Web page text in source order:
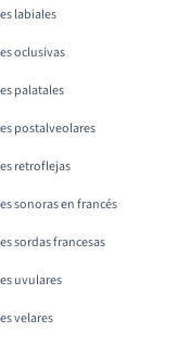
labiales
oclusivas
palatales
postalveolares
retroflejas
sonoras en francés
sordas francesas
uvulares
velares